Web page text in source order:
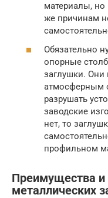
материалы,
же причинам
Обязательно
опорные
заглушки. Они
атмосферным
разрушать
заводские
нет, то
профильном
Преимущества и
металлических